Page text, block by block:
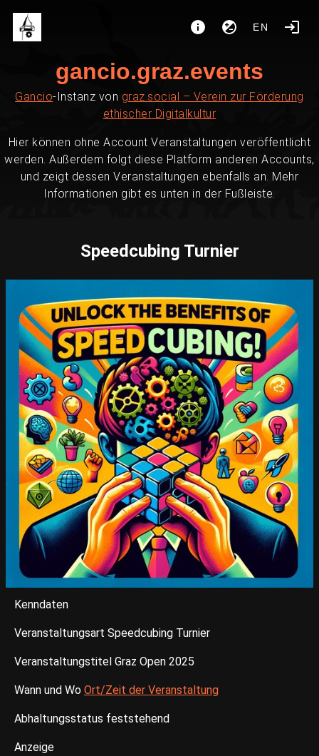
EN
gancio.graz.events
Gancio-Instanz von graz.social – Verein zur Förderung
ethischer Digitalkultur
Hier können ohne Account Veranstaltungen veröffentlicht
werden. Außerdem folgt diese Platform anderen Accounts,
und zeigt dessen Veranstaltungen ebenfalls an. Mehr
Informationen gibt es unten in der Fußleiste.
Speedcubing Turnier
Kenndaten
Veranstaltungsart Speedcubing Turnier
Veranstaltungstitel Graz Open 2025
Wann und Wo Ort/Zeit der Veranstaltung
Abhaltungsstatus feststehend
Anzeige